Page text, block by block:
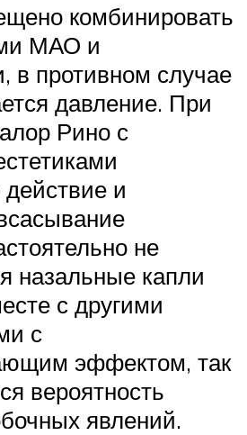
комбинировать
МАО и
в противном случае
давление. При
Рино с
и
не
назальные капли
с другими
с
эффектом, так
вероятность
явлений.